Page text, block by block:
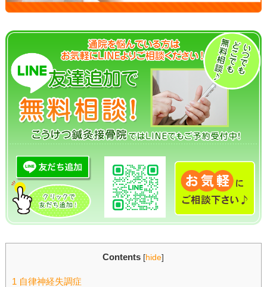
Contents [hide]
1 自律神経失調症